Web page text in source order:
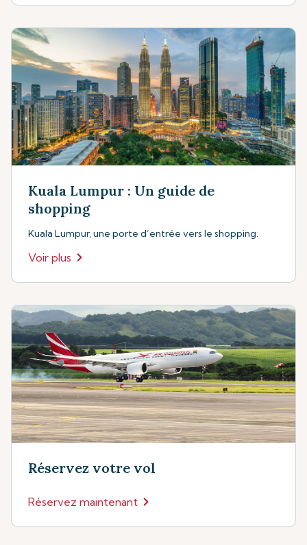
Kuala Lumpur : Un guide de
shopping
Kuala Lumpur, une porte d’entrée vers le shopping.
Voir plus
Réservez votre vol
Réservez maintenant